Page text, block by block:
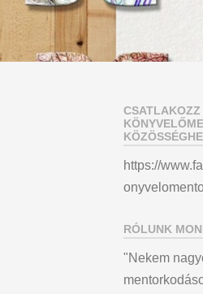
CSATLAKOZZ
https://
RÓLUNK
"Nekem